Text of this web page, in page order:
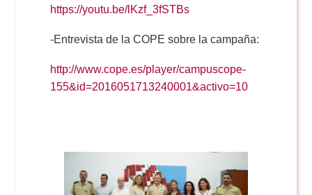
https://youtu.be/lKzf_3fSTBs
-Entrevista de la COPE sobre la campaña:
http://www.cope.es/player/campuscope-
155&id=2016051713240001&activo=10